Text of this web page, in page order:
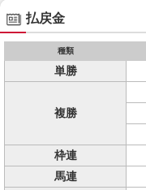
払戻金
種類
単勝
複勝
枠連
馬連